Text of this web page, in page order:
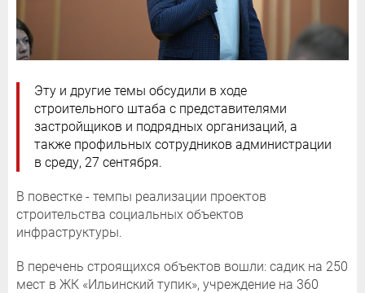
Эту и другие темы обсудили в ходе
строительного штаба с представителями
застройщиков и подрядных организаций, а
также профильных сотрудников администрации
в среду, 27 сентября.
В повестке - темпы реализации проектов
строительства социальных объектов
инфраструктуры.
В перечень строящихся объектов вошли: садик на 250
мест в ЖК «Ильинский тупик», учреждение на 360